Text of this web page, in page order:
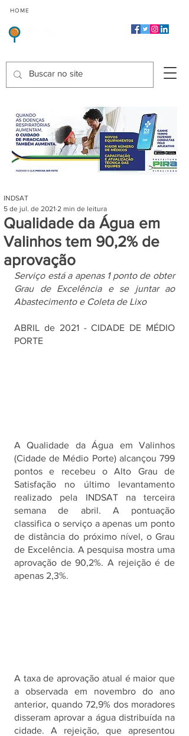
HOME
Qualidade da Água em
Valinhos tem 90,2% de
aprovação
INDSAT
5 de jul. de 2021 2 min de leitura
Serviço está a apenas 1 ponto de obter
Grau de Excelência e se juntar ao
Abastecimento e Coleta de Lixo
ABRIL de 2021 - CIDADE DE MÉDIO
PORTE
A Qualidade da Água em Valinhos
(Cidade de Médio Porte) alcançou 799
pontos e recebeu o Alto Grau de
Satisfação no último levantamento
realizado pela INDSAT na terceira
semana de abril. A pontuação
classifica o serviço a apenas um ponto
de distância do próximo nível, o Grau
de Excelência. A pesquisa mostra uma
aprovação de 90,2%. A rejeição é de
apenas 2,3%.
A taxa de aprovação atual é maior que
a observada em novembro do ano
anterior, quando 72,9% dos moradores
disseram aprovar a água distribuída na
cidade. A rejeição, que apresentou